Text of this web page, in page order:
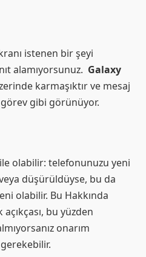
istenen bir şeyi
alamıyorsunuz. Galaxy
karmaşıktır ve mesaj
gibi görünüyor.
ile olabilir: telefonunuzu yeni
düşürüldüyse, bu da
olabilir. Bu Hakkında
bu yüzden
onarım